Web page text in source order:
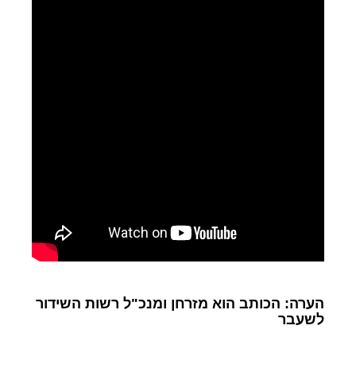
הערה: הכותב הוא מזרחן ומנכ"ל רשות השידור
לשעבר